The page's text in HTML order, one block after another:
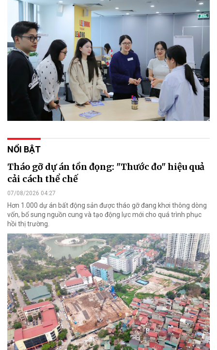
NỔI BẬT
Tháo gỡ dự án tồn đọng: "Thước đo" hiệu quả
cải cách thể chế
07/08/2026 04:27
Hơn 1.000 dự án bất động sản được tháo gỡ đang khơi thông dòng
vốn, bổ sung nguồn cung và tạo động lực mới cho quá trình phục
hồi thị trường.